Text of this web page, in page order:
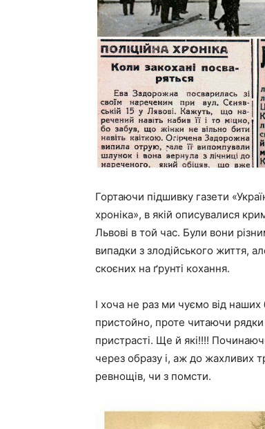
Гортаючи підшивку газети
хроніка», в якій описувалися
Львові в той час. Були вони
випадки з злодійського життя,
скоєних на ґрунті кохання.
І хоча не раз ми чуємо від
пристойно, проте читаючи
пристрасті. Ще й які!!!!
через образу і, аж до жахливих
ревнощів, чи з помсти.